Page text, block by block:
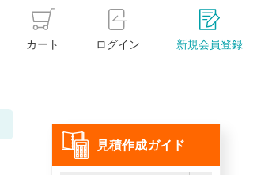
カート ログイン 新規会員登録
⾒積作成ガイド